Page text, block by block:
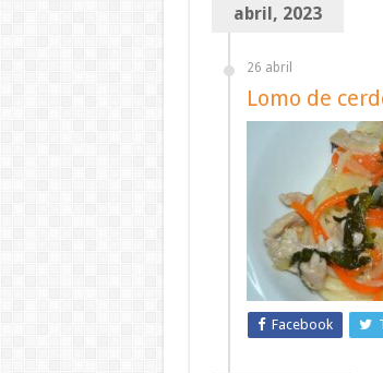
abril, 2023
26 abril
Lomo de
Facebook